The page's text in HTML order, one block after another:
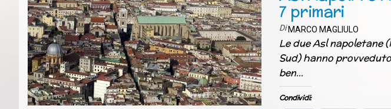
7 primari
Di MARCO MAGLIULO
Le due Asl napoletane
Sud) hanno
ben…
Condividi: